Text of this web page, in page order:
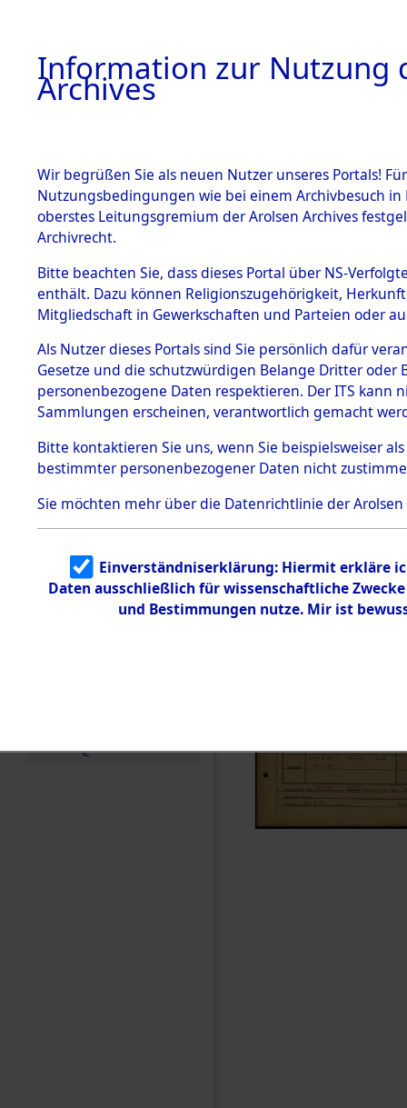
BESTÄNDE
1.
mente
5. Verschiedenes
5.3
Todesmärsche
5.3.1 Alliierte
Erhebungen
zu
Todesmärsch
en
5.3.2
Identifizierun
g
5.3.3
Todesmärsch
e
Dead -
Branch -
0118
Information zur Nutzung
Archives
Wir begrüßen Sie als neuen Nutzer unseres Portals!
Nutzungsbedingungen wie bei einem Archivbesuch
oberstes Leitungsgremium der Arolsen Archives
Archivrecht.
Bitte beachten Sie, dass dieses Portal über NS-
enthält. Dazu können Religionszugehörigkeit,
Mitgliedschaft in Gewerkschaften und Parteien oder
Als Nutzer dieses Portals sind Sie persönlich dafür
Gesetze und die schutzwürdigen Belange Dritter
personenbezogene Daten respektieren. Der ITS
Sammlungen erscheinen, verantwortlich gemacht
Bitte kontaktieren Sie uns, wenn Sie beispielsweiser
bestimmter personenbezogener Daten nicht
Sie möchten mehr über die Datenrichtlinie der Arolsen
Einverständniserklärung: Hiermit erkläre
Daten ausschließlich für wissenschaftliche
und Bestimmungen nutze. Mir ist